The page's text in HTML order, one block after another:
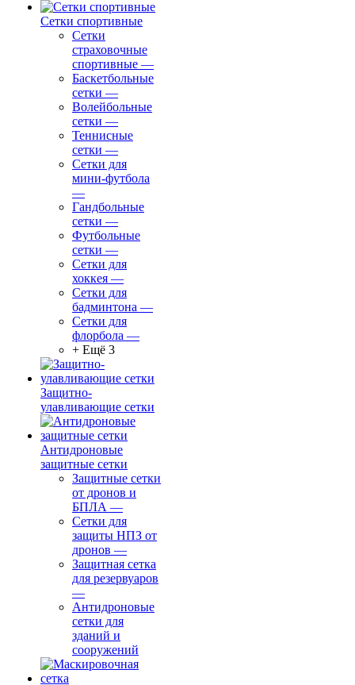
Сетки спортивные
Сетки
страховочные
спортивные —
Баскетбольные
сетки —
Волейбольные
сетки —
Теннисные
сетки —
Сетки для
мини-футбола
—
Гандбольные
сетки —
Футбольные
сетки —
Сетки для
хоккея —
Сетки для
бадминтона —
Сетки для
флорбола —
+ Ещё 3
Защитно-
улавливающие сетки
Антидроновые
защитные сетки
Защитные сетки
от дронов и
БПЛА —
Сетки для
защиты НПЗ от
дронов —
Защитная сетка
для резервуаров
—
Антидроновые
сетки для
зданий и
сооружений